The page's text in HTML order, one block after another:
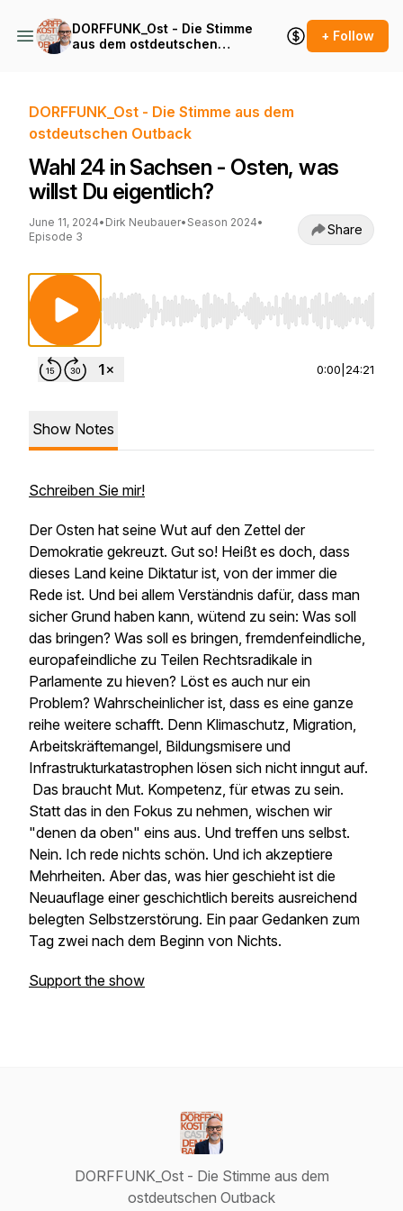
DORFFUNK_Ost - Die Stimme
aus dem ostdeutschen
+ Follow
DORFFUNK_Ost - Die Stimme aus dem
ostdeutschen Outback
Wahl 24 in Sachsen - Osten, was
willst Du eigentlich?
June 11, 2024• Dirk Neubauer• Season 2024•
Episode 3
Share
Use Left/Right to seek, Home/End to jump to
0:00 24:21
Show Notes
Schreiben Sie mir!
Der Osten hat seine Wut auf den Zettel der
Demokratie gekreuzt. Gut so! Heißt es doch, dass
dieses Land keine Diktatur ist, von der immer die
Rede ist. Und bei allem Verständnis dafür, dass man
sicher Grund haben kann, wütend zu sein: Was soll
das bringen? Was soll es bringen, fremdenfeindliche,
europafeindliche zu Teilen Rechtsradikale in
Parlamente zu hieven? Löst es auch nur ein
Problem? Wahrscheinlicher ist, dass es eine ganze
reihe weitere schafft. Denn Klimaschutz, Migration,
Arbeitskräftemangel, Bildungsmisere und
Infrastrukturkatastrophen lösen sich nicht inngut auf.
Das braucht Mut. Kompetenz, für etwas zu sein.
Statt das in den Fokus zu nehmen, wischen wir
"denen da oben" eins aus. Und treffen uns selbst.
Nein. Ich rede nichts schön. Und ich akzeptiere
Mehrheiten. Aber das, was hier geschieht ist die
Neuauflage einer geschichtlich bereits ausreichend
belegten Selbstzerstörung. Ein paar Gedanken zum
Tag zwei nach dem Beginn von Nichts.
Support the show
DORFFUNK_Ost - Die Stimme aus dem
ostdeutschen Outback